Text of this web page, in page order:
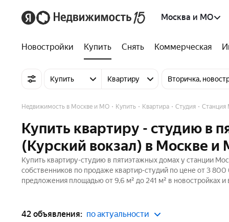
Москва и МО
Новостройки Купить Снять Коммерческая
Купить Квартиру Вторичка,
Недвижимость в Москве и МО Купить Квартира Студия Станция
Купить квартиру - студию в
(Курский вокзал) в Москве и
Купить квартиру-студию в пятиэтажных домах у станции
собственников по продаже квартир-студий по цене от 3
предложения площадью от 9,6 м² до 241 м² в новостройках
42 объявления: по актуальности